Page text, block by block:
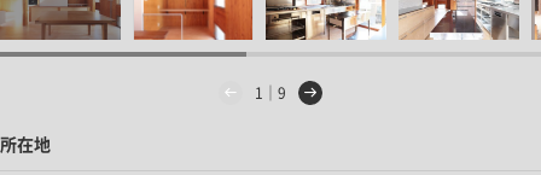
1｜9
所在地